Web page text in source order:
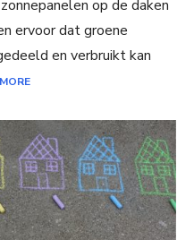
op de daken
ervoor dat groene
en verbruikt kan